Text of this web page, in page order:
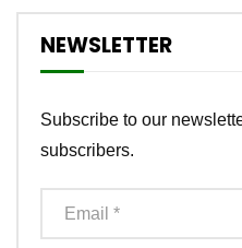
NEWSLETTER
Subscribe to our
subscribers.